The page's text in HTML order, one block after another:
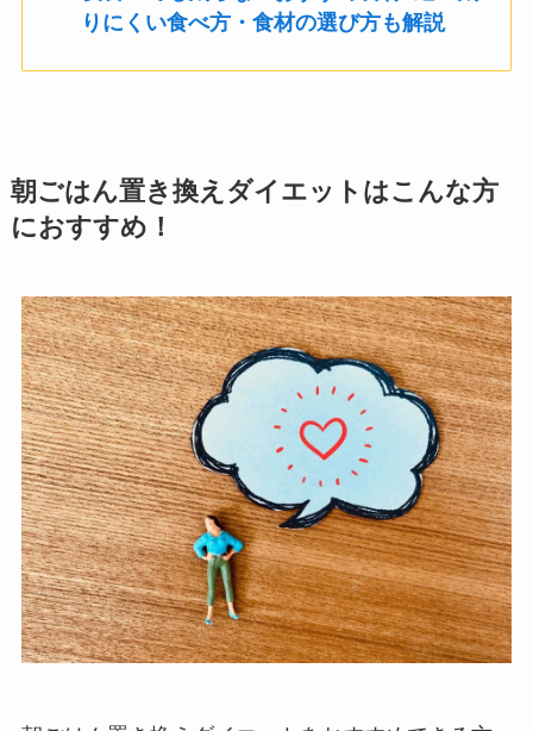
りにくい食べ方・食材の選び方も解説
朝ごはん置き換えダイエットはこんな方
におすすめ！